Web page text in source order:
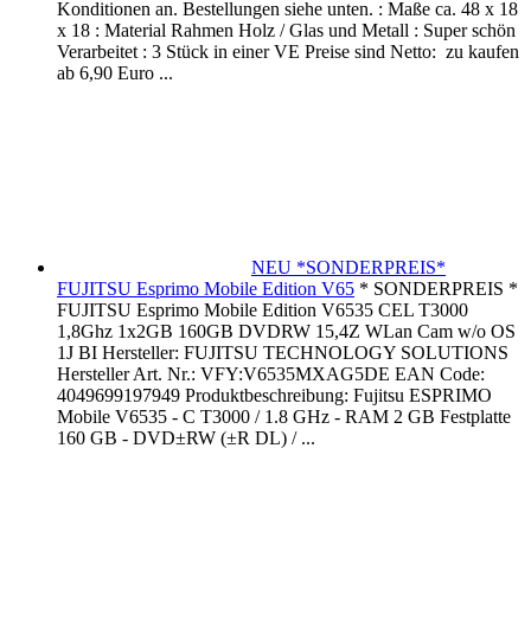
Konditionen an. Bestellungen siehe unten. : Maße ca. 48 x 18
x 18 : Material Rahmen Holz / Glas und Metall : Super schön
Verarbeitet : 3 Stück in einer VE Preise sind Netto: zu kaufen
ab 6,90 Euro ...
NEU *SONDERPREIS*
FUJITSU Esprimo Mobile Edition V65 * SONDERPREIS *
FUJITSU Esprimo Mobile Edition V6535 CEL T3000
1,8Ghz 1x2GB 160GB DVDRW 15,4Z WLan Cam w/o OS
1J BI Hersteller: FUJITSU TECHNOLOGY SOLUTIONS
Hersteller Art. Nr.: VFY:V6535MXAG5DE EAN Code:
4049699197949 Produktbeschreibung: Fujitsu ESPRIMO
Mobile V6535 - C T3000 / 1.8 GHz - RAM 2 GB Festplatte
160 GB - DVD±RW (±R DL) / ...